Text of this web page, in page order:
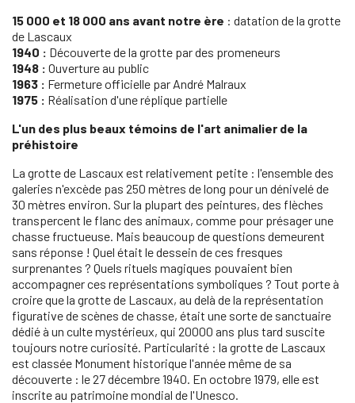
15 000 et 18 000 ans avant notre ère : datation de la grotte
de Lascaux
1940 : Découverte de la grotte par des promeneurs
1948 : Ouverture au public
1963 : Fermeture officielle par André Malraux
1975 : Réalisation d'une réplique partielle
L'un des plus beaux témoins de l'art animalier de la
préhistoire
La grotte de Lascaux est relativement petite : l'ensemble des
galeries n'excède pas 250 mètres de long pour un dénivelé de
30 mètres environ. Sur la plupart des peintures, des flèches
transpercent le flanc des animaux, comme pour présager une
chasse fructueuse. Mais beaucoup de questions demeurent
sans réponse ! Quel était le dessein de ces fresques
surprenantes ? Quels rituels magiques pouvaient bien
accompagner ces représentations symboliques ? Tout porte à
croire que la grotte de Lascaux, au delà de la représentation
figurative de scènes de chasse, était une sorte de sanctuaire
dédié à un culte mystérieux, qui 20000 ans plus tard suscite
toujours notre curiosité. Particularité : la grotte de Lascaux
est classée Monument historique l'année même de sa
découverte : le 27 décembre 1940. En octobre 1979, elle est
inscrite au patrimoine mondial de l'Unesco.